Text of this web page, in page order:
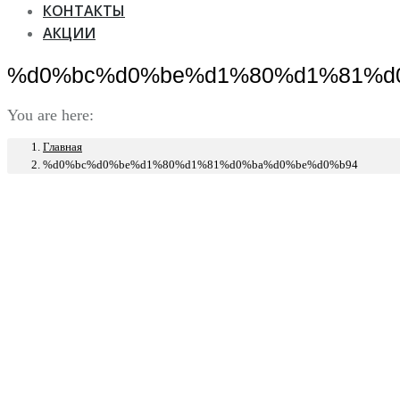
КОНТАКТЫ
АКЦИИ
You are here:
Главная
%d0%bc%d0%be%d1%80%d1%81%d0%ba%d0%be%d0%b94